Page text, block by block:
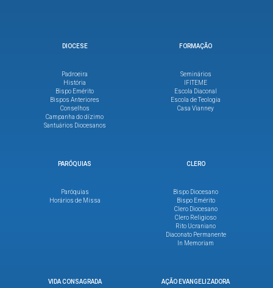
DIOCESE
Padroeira
História
Bispo Emérito
Bispos Anteriores
Conselhos
Campanha do dízimo
Santuários Diocesanos
FORMAÇÃO
Seminários
IFITEME
Escola Diaconal
Escola de Teologia
Casa Vianney
PARÓQUIAS
Paróquias
Horários de Missa
CLERO
Bispo Diocesano
Bispo Emérito
Clero Diocesano
Clero Religioso
Rito Ucraniano
Diaconato Permanente
In Memoriam
VIDA CONSAGRADA AÇÃO EVANGELIZADORA